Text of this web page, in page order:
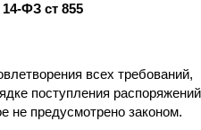
ФЗ ст 855
всех требований,
поступления распоряжений
не предусмотрено законом.